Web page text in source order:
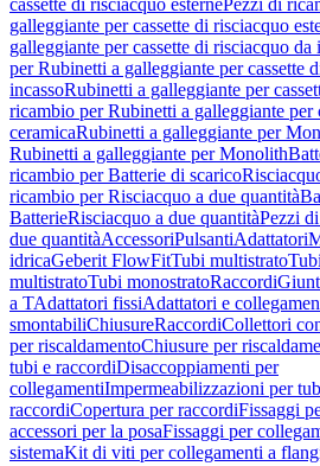
cassette di risciacquo esternePezzi di
galleggiante per cassette di risciacquo
galleggiante per cassette di risciacquo da
per Rubinetti a galleggiante per cassette
incassoRubinetti a galleggiante per
ricambio per Rubinetti a galleggiante per
ceramicaRubinetti a galleggiante per
Rubinetti a galleggiante per Monolith
ricambio per Batterie di scarico
ricambio per Risciacquo a due quantità
BatterieRisciacquo a due quantitàPezzi
due quantitàAccessoriPulsantiAdattatori
idricaGeberit FlowFitTubi multistrato
multistratoTubi monostratoRaccordi
a TAdattatori fissiAdattatori e
smontabiliChiusureRaccordiCollettori
per riscaldamentoChiusure per
tubi e raccordiDisaccoppiamenti per
collegamentiImpermeabilizzazioni per
raccordiCopertura per raccordiFissaggi
accessori per la posaFissaggi per
sistemaKit di viti per collegamenti a